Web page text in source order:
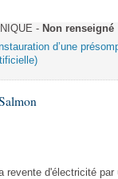
- Non renseigné
d’une
revente d'électricité